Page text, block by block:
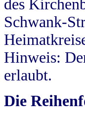
des
Schwank-
Hinweis:
erlaubt.
Die